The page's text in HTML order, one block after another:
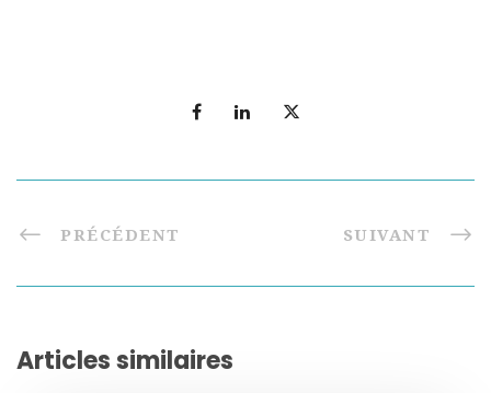
PRÉCÉDENT SUIVANT
Articles similaires